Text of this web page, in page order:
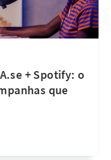
+ Spotify: o
que